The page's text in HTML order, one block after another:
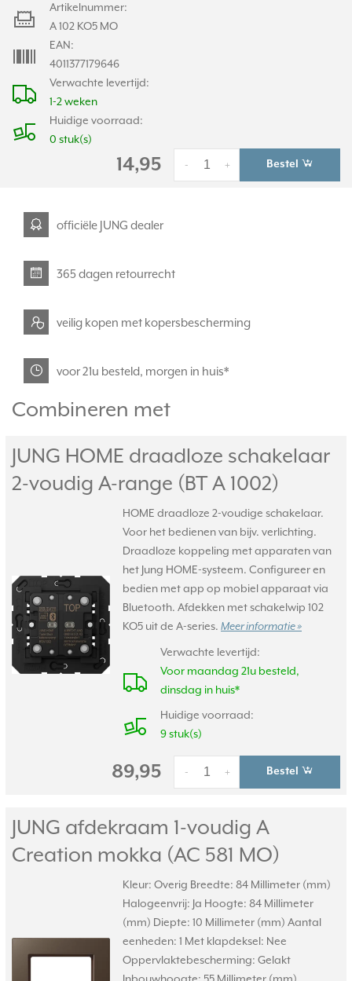
Verwachte levertijd:
1-2 weken
Huidige voorraad:
0 stuk(s)
Artikelnummer:
A 102 KO5 MO
EAN:
4011377179646
14,95 +
- Bestel
officiële JUNG dealer
365 dagen retourrecht
veilig kopen met kopersbescherming
voor 21u besteld, morgen in huis*
Combineren met
JUNG HOME draadloze schakelaar
2-voudig A-range (BT A 1002)
HOME draadloze 2-voudige schakelaar.
Voor het bedienen van bijv. verlichting.
Draadloze koppeling met apparaten van
het Jung HOME-systeem. Configureer en
bedien met app op mobiel apparaat via
Bluetooth. Afdekken met schakelwip 102
KO5 uit de A-series. Meer informatie »
Verwachte levertijd:
Voor maandag 21u besteld,
dinsdag in huis*
Huidige voorraad:
9 stuk(s)
89,95 +
- Bestel
JUNG afdekraam 1-voudig A
Creation mokka (AC 581 MO)
Kleur: Overig Breedte: 84 Millimeter (mm)
Halogeenvrij: Ja Hoogte: 84 Millimeter
(mm) Diepte: 10 Millimeter (mm) Aantal
eenheden: 1 Met klapdeksel: Nee
Oppervlaktebescherming: Gelakt